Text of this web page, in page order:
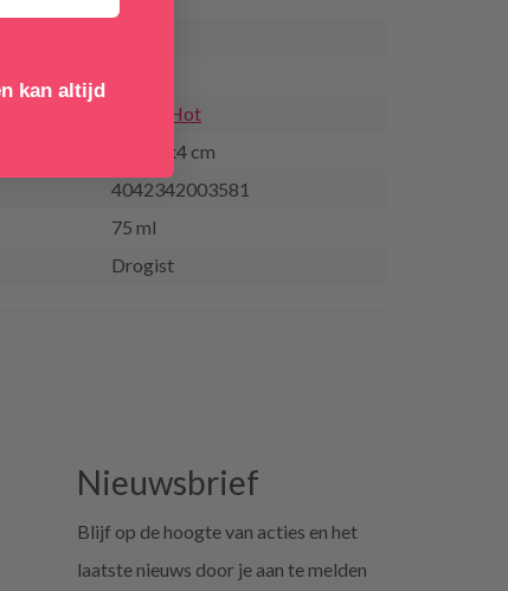
Ero by Hot
5.5x14x4 cm
4042342003581
75 ml
Drogist
Nieuwsbrief
Blijf op de hoogte van acties en het
laatste nieuws door je aan te melden
kan altijd